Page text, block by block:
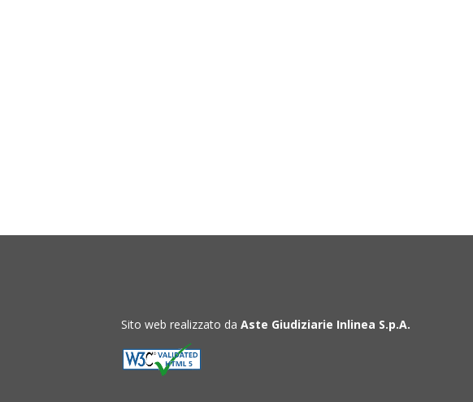
Sito web realizzato da Aste Giudiziarie Inlinea S.p.A.